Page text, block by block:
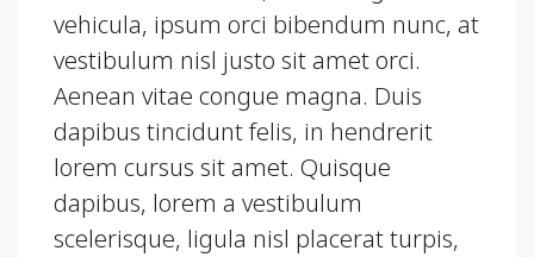
vehicula, ipsum orci bibendum nunc, at
vestibulum nisl justo sit amet orci.
Aenean vitae congue magna. Duis
dapibus tincidunt felis, in hendrerit
lorem cursus sit amet. Quisque
dapibus, lorem a vestibulum
scelerisque, ligula nisl placerat turpis,